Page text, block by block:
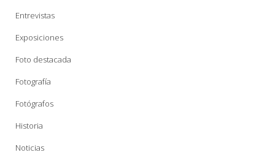
Entrevistas
Exposiciones
Foto destacada
Fotografía
Fotógrafos
Historia
Noticias